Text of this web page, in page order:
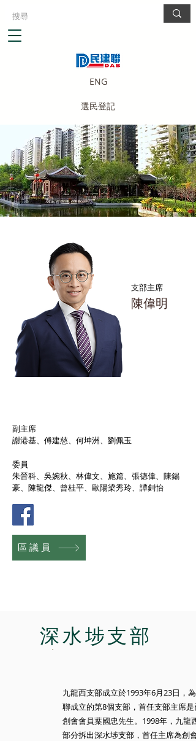
ENG
選民登記
陳偉明
支部主席
副主席
謝港基、傅建慈、何坤洲、劉佩玉
委員
朱晉科、吳婉秋、林偉文、施篇、張德偉、陳錫
豪、陳龍傑、曾桂平、歐陽梁秀玲、譚釗怡
區議員
深水埗支部
九龍西支部成立於1993年6月23日，為
聯成立的第8個支部，首任支部主席是
創會會員葉國忠先生。1998年，九龍西
部分拆出深水埗支部，首任主席為創會